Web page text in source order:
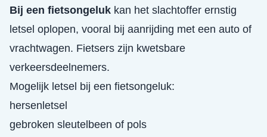
Bij een fietsongeluk kan het slachtoffer ernstig
letsel oplopen, vooral bij aanrijding met een auto of
vrachtwagen. Fietsers zijn kwetsbare
verkeersdeelnemers.
Mogelijk letsel bij een fietsongeluk:
hersenletsel
gebroken sleutelbeen of pols